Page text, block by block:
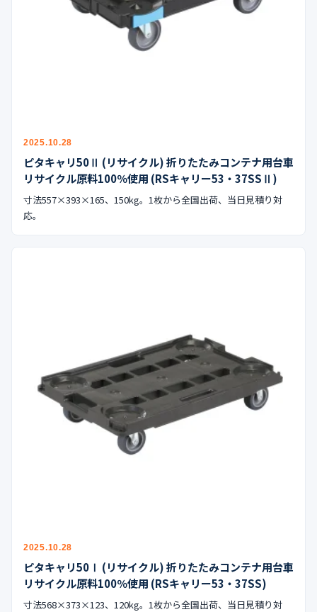
2025.10.28
ピタキャリ50Ⅱ (リサイクル) 折りたたみコンテナ用台車
リサイクル原料100％使用 (RSキャリー53・37SSⅡ)
寸法557×393×165、150kg。1枚から全国出荷、当日見積り対
応。
2025.10.28
ピタキャリ50Ⅰ (リサイクル) 折りたたみコンテナ用台車
リサイクル原料100％使用 (RSキャリー53・37SS)
寸法568×373×123、120kg。1枚から全国出荷、当日見積り対